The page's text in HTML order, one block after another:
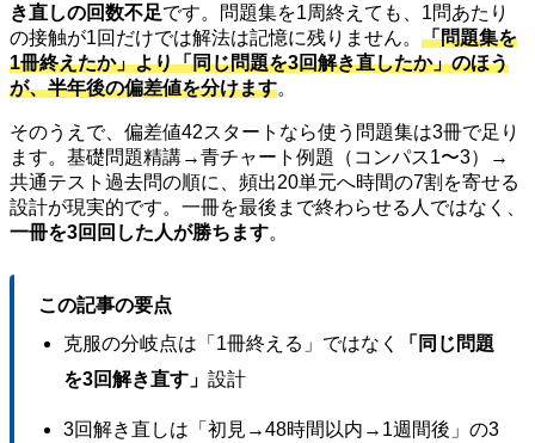
き直しの回数不足です。問題集を1周終えても、1問あたり
の接触が1回だけでは解法は記憶に残りません。 「問題集を
1冊終えたか」より「同じ問題を3回解き直したか」のほう
が、半年後の偏差値を分けます。
そのうえで、偏差値42スタートなら使う問題集は3冊で足り
ます。基礎問題精講→青チャート例題（コンパス1〜3）→
共通テスト過去問の順に、頻出20単元へ時間の7割を寄せる
設計が現実的です。一冊を最後まで終わらせる人ではなく、
一冊を3回回した人が勝ちます。
この記事の要点
克服の分岐点は「1冊終える」ではなく
「同じ問題
を3回解き直す」 設計
3回解き直しは「初見→48時間以内→1週間後」の3